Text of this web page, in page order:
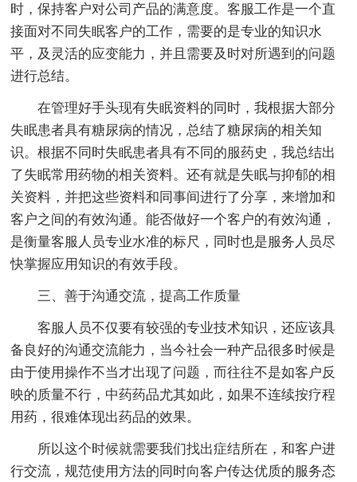
时，保持客户对公司产品的满意度。客服工作是一个直
接面对不同失眠客户的工作，需要的是专业的知识水
平，及灵活的应变能力，并且需要及时对所遇到的问题
进行总结。
在管理好手头现有失眠资料的同时，我根据大部分
失眠患者具有糖尿病的情况，总结了糖尿病的相关知
识。根据不同时失眠患者具有不同的服药史，我总结出
了失眠常用药物的相关资料。还有就是失眠与抑郁的相
关资料，并把这些资料和同事间进行了分享，来增加和
客户之间的有效沟通。能否做好一个客户的有效沟通，
是衡量客服人员专业水准的标尺，同时也是服务人员尽
快掌握应用知识的有效手段。
三、善于沟通交流，提高工作质量
客服人员不仅要有较强的专业技术知识，还应该具
备良好的沟通交流能力，当今社会一种产品很多时候是
由于使用操作不当才出现了问题，而往往不是如客户反
映的质量不行，中药药品尤其如此，如果不连续按疗程
用药，很难体现出药品的效果。
所以这个时候就需要我们找出症结所在，和客户进
行交流，规范使用方法的同时向客户传达优质的服务态